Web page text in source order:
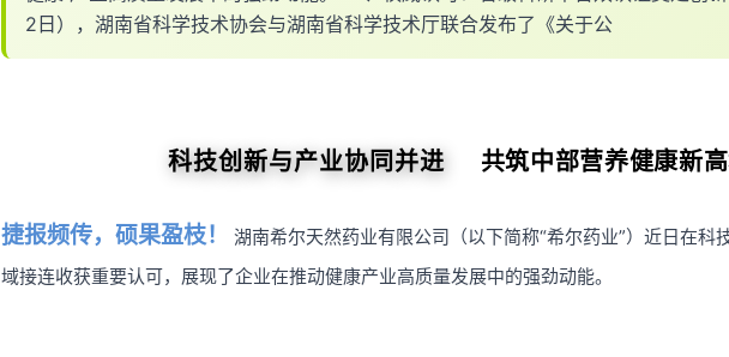
2 日 ） ， 湖南省科学技术协会与湖南省科学技术厅联合发布了 《关于公
科技创新与产业协同并进 共筑中部营养健康新
捷报频传，硕果盈枝！ 湖南希尔天然药业有限公司（以下简称“希尔药业”）近日在科
域接连收获重要认可，展现了企业在推动健康产业高质量发展中的强劲动能。